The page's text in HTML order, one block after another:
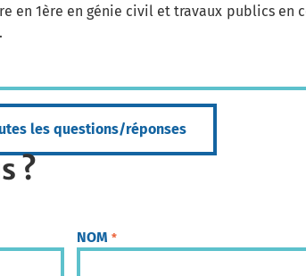
en 1ère en génie civil et travaux publics en
les questions/réponses
?
NOM *